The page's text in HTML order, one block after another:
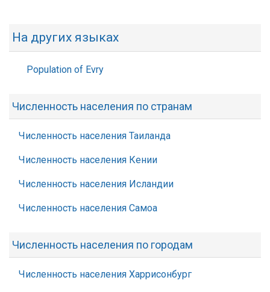
На других языках
Population of Evry
Численность населения по странам
Численность населения Таиланда
Численность населения Кении
Численность населения Исландии
Численность населения Самоа
Численность населения по городам
Численность населения Харрисонбург